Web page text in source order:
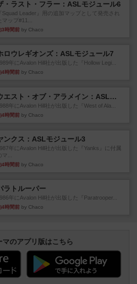
・ラスト・フラー：ASLモジュール6
『Squad Leader』用の追加マップとして発売され
マップ#11...
3時間前 by Chaco
ロウレギオンズ：ASLモジュール7
1989年にAvalon Hill社が出版した『Hollow Legi...
4時間前 by Chaco
ウエスト・オブ・アラメイン：ASLモジュール5
年にAvalon Hill社が出版した『West of Ala...
4時間前 by Chaco
ンクス：ASLモジュール3
1987年にAvalon Hill社が出版した『Yanks』に付属
マ...
4時間前 by Chaco
ラトルーパー
1986年にAvalon Hill社が出版した『Paratrooper...
4時間前 by Chaco
マのアプリ版はこちら